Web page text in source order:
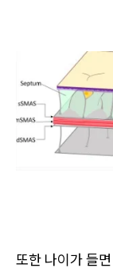
또한 나이가 들